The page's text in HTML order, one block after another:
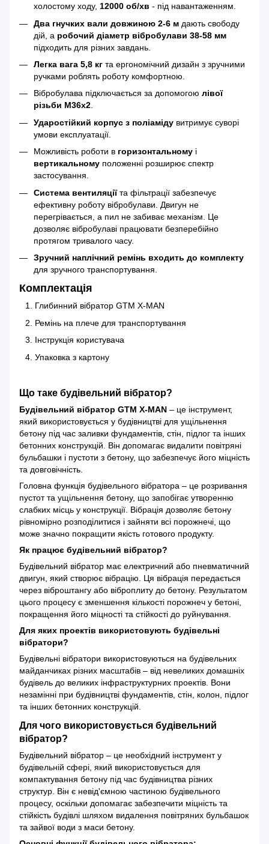
холостому ходу, 12000 об/хв - під навантаженням.
Два гнучких вали довжиною 2-6 м дають свободу
дій, а робочий діаметр вібробулави 38-58 мм
підходить для різних завдань.
Легка вага 5,8 кг та ергономічний дизайн з зручними
ручками роблять роботу комфортною.
Вібробулава підключається за допомогою лівої
різьби М36x2.
Ударостійкий корпус з поліаміду витримує суворі
умови експлуатації.
Можливість роботи в горизонтальному і
вертикальному положенні розширює спектр
застосування.
Система вентиляціїта фільтрації забезпечує
ефективну роботу вібробулави. Двигун не
перегрівається, а пил не забиває механізм. Це
дозволяє вібробулаві працювати безперебійно
протягом тривалого часу.
Зручний наплічний ремінь входить до комплекту
для зручного транспортування.
Комплектація
Глибинний вібратор GTM X-MAN
Ремінь на плече для транспортування
Інструкція користувача
Упаковка з картону
Що таке будівельний вібратор?
Будівельний вібратор GTM X-MAN – це інструмент,
який використовується у будівництві для ущільнення
бетону під час заливки фундаментів, стін, підлог та інших
бетонних конструкцій. Він допомагає видалити повітряні
бульбашки і пустоти з бетону, що забезпечує його міцність
та довговічність.
Головна функція будівельного вібратора – це розривання
пустот та ущільнення бетону, що запобігає утворенню
слабких місць у конструкції. Вібрація дозволяє бетону
рівномірно розподілитися і зайняти всі порожнечі, що
може значно покращити якість готового продукту.
Як працює будівельний вібратор?
Будівельний вібратор має електричний або пневматичний
двигун, який створює вібрацію. Ця вібрація передається
через віброштангу або віброплиту до бетону. Результатом
цього процесу є зменшення кількості порожнеч у бетоні,
покращення його міцності та стійкості до руйнування.
Для яких проектів використовують будівельні
вібратори?
Будівельні вібратори використовуються на будівельних
майданчиках різних масштабів – від невеликих домашніх
будівель до великих інфраструктурних проектів. Вони
незамінні при будівництві фундаментів, стін, колон, підлог
та інших бетонних конструкцій.
Для чого використовується будівельний
вібратор?
Будівельний вібратор – це необхідний інструмент у
будівельній сфері, який використовується для
компактування бетону під час будівництва різних
структур. Він є невід'ємною частиною будівельного
процесу, оскільки допомагає забезпечити міцність та
стійкість будівлі шляхом видалення повітряних бульбашок
та зайвої води з маси бетону.